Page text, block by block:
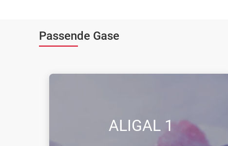
Passende Gase
ALIGAL 1